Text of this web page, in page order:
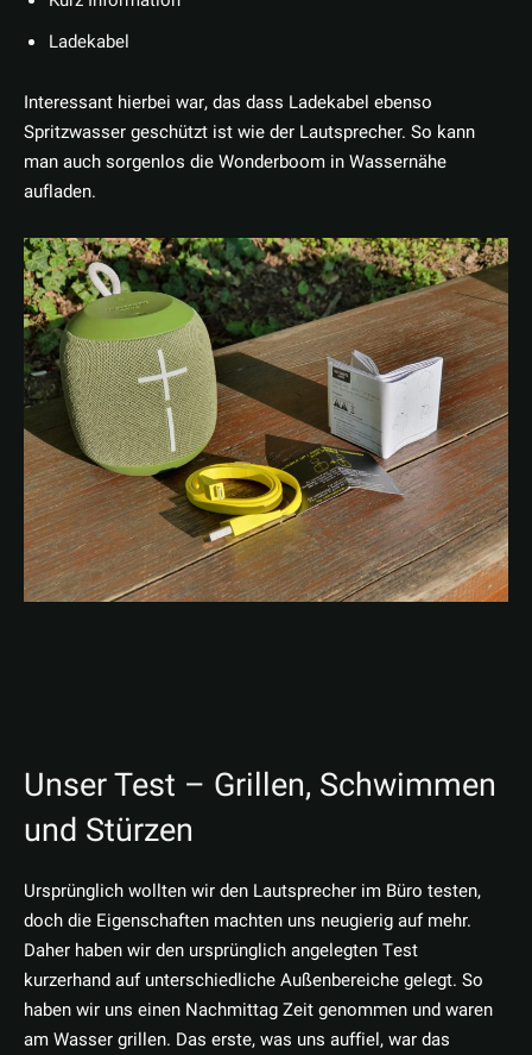
Ladekabel
Interessant hierbei war, das dass Ladekabel ebenso
Spritzwasser geschützt ist wie der Lautsprecher. So kann
man auch sorgenlos die Wonderboom in Wassernähe
aufladen.
Unser Test – Grillen, Schwimmen
und Stürzen
Ursprünglich wollten wir den Lautsprecher im Büro testen,
doch die Eigenschaften machten uns neugierig auf mehr.
Daher haben wir den ursprünglich angelegten Test
kurzerhand auf unterschiedliche Außenbereiche gelegt. So
haben wir uns einen Nachmittag Zeit genommen und waren
am Wasser grillen. Das erste, was uns auffiel, war das